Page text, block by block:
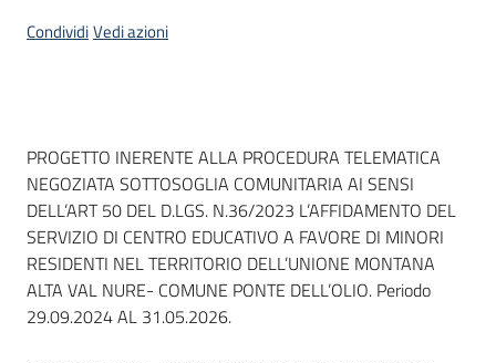
CondividiVedi azioni
Dati del bando
PROGETTO INERENTE ALLA PROCEDURA TELEMATICA
NEGOZIATA SOTTOSOGLIA COMUNITARIA AI SENSI
DELL’ART 50 DEL D.LGS. N.36/2023 L’AFFIDAMENTO DEL
SERVIZIO DI CENTRO EDUCATIVO A FAVORE DI MINORI
RESIDENTI NEL TERRITORIO DELL’UNIONE MONTANA
ALTA VAL NURE- COMUNE PONTE DELL’OLIO. Periodo
29.09.2024 AL 31.05.2026.